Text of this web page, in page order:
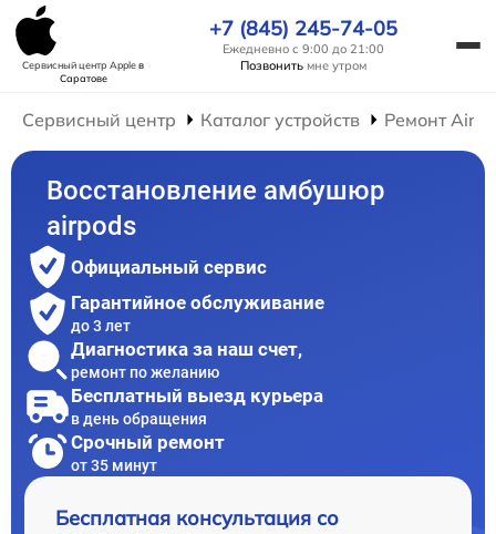
Сервисный центр Appleв
Саратове
+7 (845) 245-74-05
Ежедневно с 9:00 до 21:00
Позвонить мне утром
Сервисный центр Каталог устройств Ремонт
Восстановление амбушюр
airpods
Официальный сервис
Гарантийное обслуживание
до 3 лет
Диагностика за наш счет,
ремонт по желанию
Бесплатный выезд курьера
в день обращения
Срочный ремонт
от 35 минут
Бесплатная консультация со